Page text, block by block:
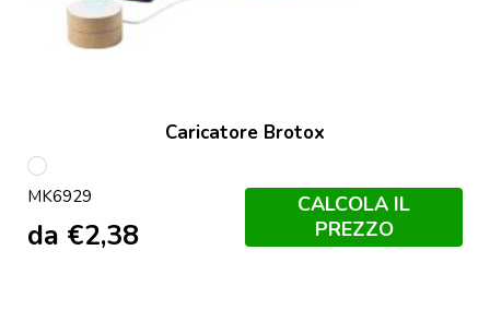
Caricatore Brotox
S/C
MK6929
da €2,38
CALCOLA IL
PREZZO